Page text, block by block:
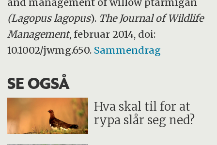
(Lagopus lagopus). The Journal of Wildlife
Management, februar 2014, doi:
10.1002/jwmg.650. Sammendrag
SE OGSÅ
Hva skal til for at
rypa slår seg ned?